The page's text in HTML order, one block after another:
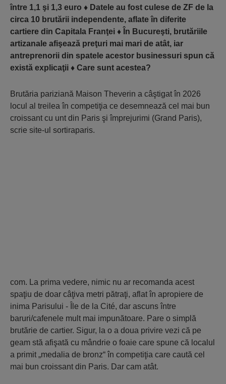
între 1,1 şi 1,3 euro ♦ Datele au fost culese de ZF de la
circa 10 brutării independente, aflate în diferite
cartiere din Capitala Franţei ♦ În Bucureşti, brutăriile
artizanale afişează preţuri mai mari de atât, iar
antreprenorii din spatele acestor businessuri spun că
există explicaţii ♦ Care sunt acestea?
Brutăria pariziană Maison Theverin a câştigat în 2026
locul al treilea în competiţia ce desemnează cel mai bun
croissant cu unt din Paris şi împre­jurimi (Grand Paris),
scrie site-ul sortiraparis.
com. La prima vedere, nimic nu ar recomanda acest
spaţiu de doar câţiva metri pătraţi, aflat în apro­piere de
inima Parisului - Île de la Cité, dar ascuns între
baruri/cafenele mult mai impunătoare. Pare o simplă
brutărie de cartier. Sigur, la o a doua privire vezi că pe
geam stă afişată cu mândrie o foaie care spune că localul
a primit „medalia de bronz“ în competiţia care caută cel
mai bun croissant din Paris. Dar cam atât.